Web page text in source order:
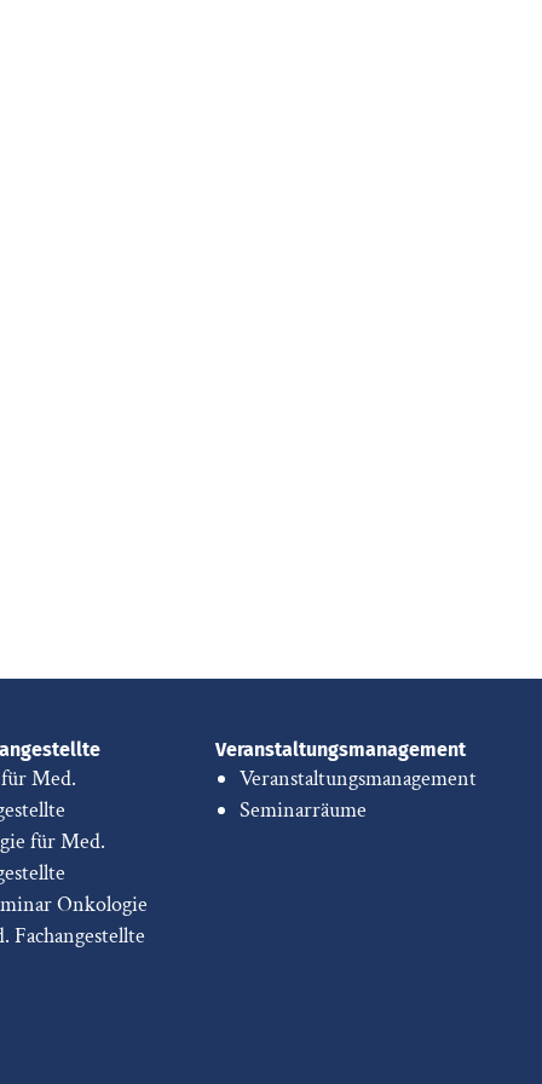
Med.
für Med.
Onkologie
Fachangestellte
Veranstaltungsmanagement
Veranstaltungsmanagement
Seminarräume